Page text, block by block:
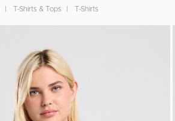
T-Shirts & Tops T-Shirts